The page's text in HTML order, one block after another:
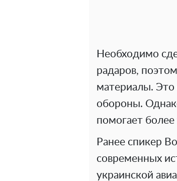
Необходимо
радаров,
материалы. Это
обороны.
помогает
Ранее спикер
современных
украинской